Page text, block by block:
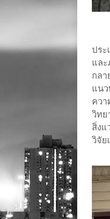
ประ
และ
กล
แนว
ควา
วิทย
สิ่งแ
วิจัย